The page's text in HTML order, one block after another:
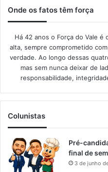
Onde os fatos têm força
Há 42 anos o Força do Vale é
alta, sempre comprometido
verdade. Ao longo dessas
mas sem nunca deixar de
responsabilidade,
Colunistas
Pré-
final de
3 de junho